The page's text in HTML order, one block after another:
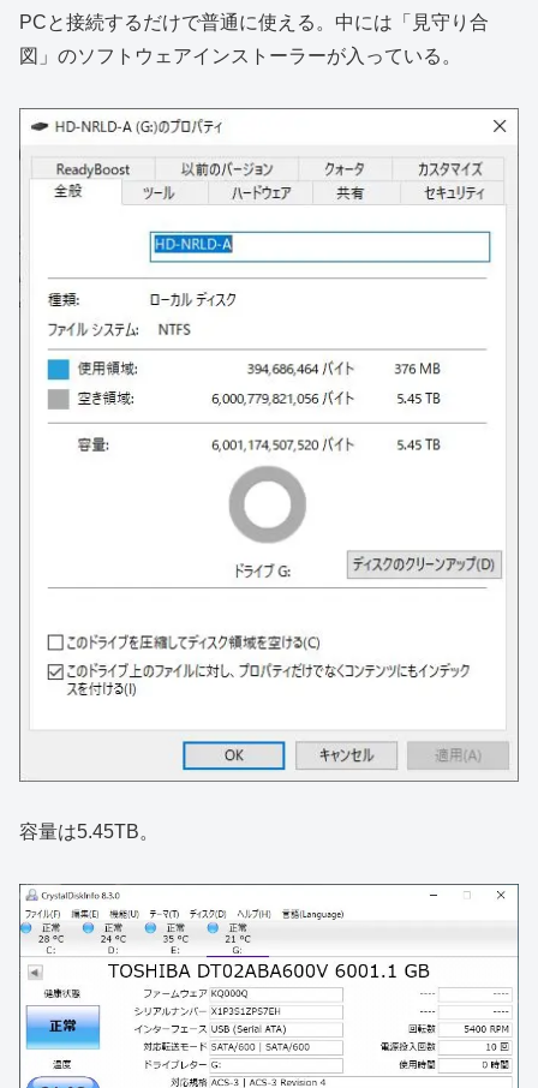
PCと接続するだけで普通に使える。中には「見守り合
図」のソフトウェアインストーラーが入っている。
容量は5.45TB。